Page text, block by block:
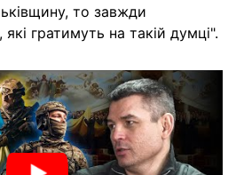
то завжди
гратимуть на такій думці".